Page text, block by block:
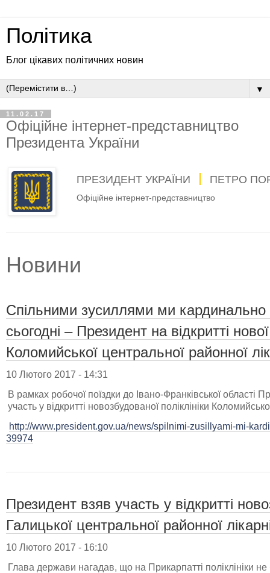
Політика
Блог цікавих політичних новин
▼
11.02.17
Офіційне інтернет-представництво
Президента України
ПРЕЗИДЕНТ УКРАЇНИ ПЕТРО
Офіційне інтернет-представництво
Новини
Спільними зусиллями ми кардинально
сьогодні – Президент на відкритті нової
Коломийської центральної районної
10 Лютого 2017 - 14:31
В рамках робочої поїздки до Івано-Франківської
участь у відкритті новозбудованої поліклініки
http://www.president.gov.ua/news/spilnimi-zusillyami-mi-
39974
Президент взяв участь у відкритті
Галицької центральної районної
10 Лютого 2017 - 16:10
Глава держави нагадав, що на Прикарпатті поліклініки не